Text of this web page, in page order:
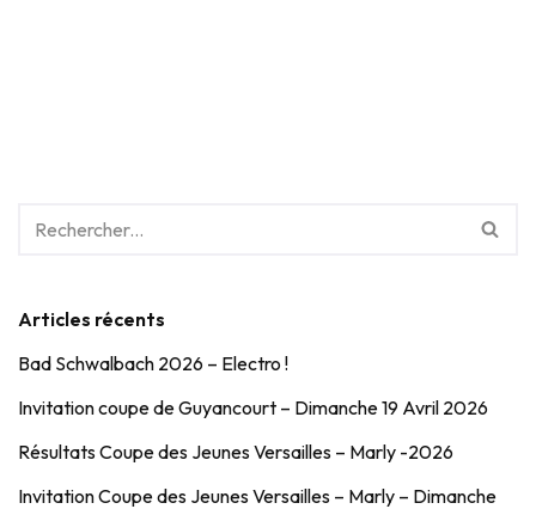
Articles récents
Bad Schwalbach 2026 – Electro !
Invitation coupe de Guyancourt – Dimanche 19 Avril 2026
Résultats Coupe des Jeunes Versailles – Marly -2026
Invitation Coupe des Jeunes Versailles – Marly – Dimanche